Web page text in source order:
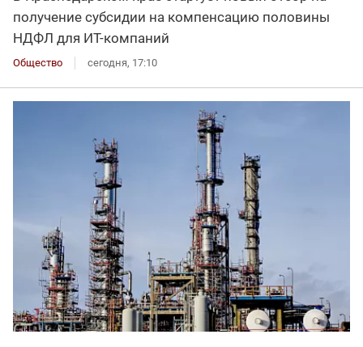
получение субсидии на компенсацию половины
НДФЛ для ИT-компаний
Общество сегодня, 17:10